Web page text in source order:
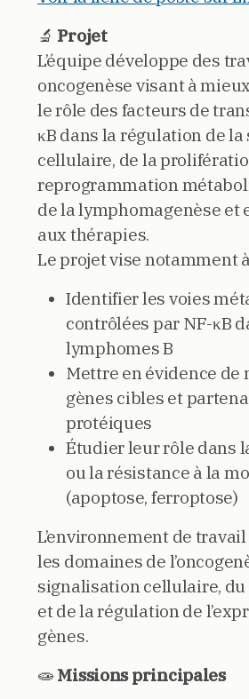
🔬 Projet
L’équipe développe des
oncogenèse visant à
le rôle des facteurs de
κB dans la régulation de
cellulaire, de la
reprogrammation
de la lymphomagenèse et
aux thérapies.
Le projet vise notamment
Identifier les voies
contrôlées par NF-κB
lymphomes B
Mettre en évidence de
gènes cibles et
protéiques
Étudier leur rôle dans
ou la résistance à la
(apoptose, ferroptose)
L’environnement de
les domaines de
signalisation cellulaire,
et de la régulation de
gènes.
🧫 Missions principales